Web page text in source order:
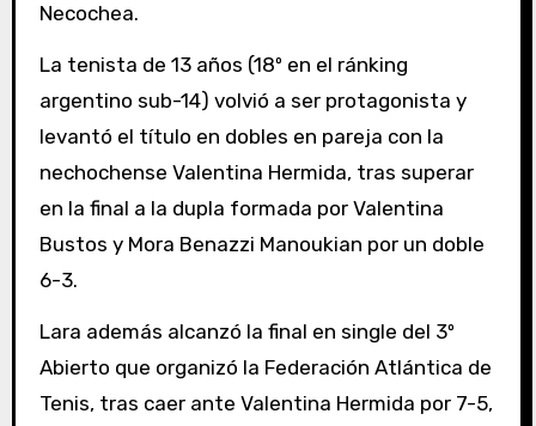
Necochea.
La tenista de 13 años (18º en el ránking
argentino sub-14) volvió a ser protagonista y
levantó el título en dobles en pareja con la
nechochense Valentina Hermida, tras superar
en la final a la dupla formada por Valentina
Bustos y Mora Benazzi Manoukian por un doble
6-3.
Lara además alcanzó la final en single del 3º
Abierto que organizó la Federación Atlántica de
Tenis, tras caer ante Valentina Hermida por 7-5,